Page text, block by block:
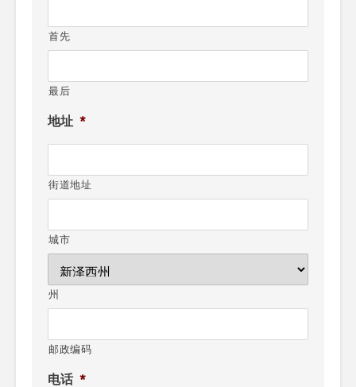
首先
最后
地址 *
街道地址
城市
州
邮政编码
电话 *